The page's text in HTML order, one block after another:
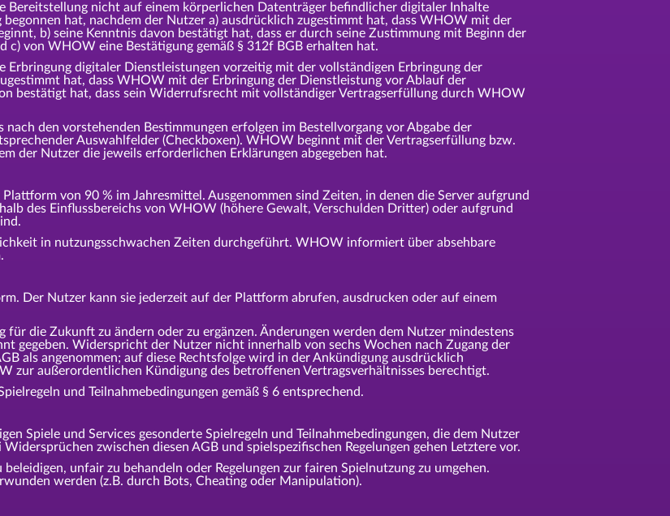
Bereitstellung nicht auf einem körperlichen Datenträger befindlicher digitaler Inhalte
hat, nachdem der Nutzer a) ausdrücklich zugestimmt hat, dass WHOW mit der
b) seine Kenntnis davon bestätigt hat, dass er durch seine Zustimmung mit Beginn der
von WHOW eine Bestätigung gemäß § 312f BGB erhalten hat.
Erbringung digitaler Dienstleistungen vorzeitig mit der vollständigen Erbringung der
hat, dass WHOW mit der Erbringung der Dienstleistung vor Ablauf der
bestätigt hat, dass sein Widerrufsrecht mit vollständiger Vertragserfüllung durch WHOW
den vorstehenden Bestimmungen erfolgen im Bestellvorgang vor Abgabe der
Auswahlfelder (Checkboxen). WHOW beginnt mit der Vertragserfüllung bzw.
der Nutzer die jeweils erforderlichen Erklärungen abgegeben hat.
von 90 % im Jahresmittel. Ausgenommen sind Zeiten, in denen die Server aufgrund
des Einflussbereichs von WHOW (höhere Gewalt, Verschulden Dritter) oder aufgrund
in nutzungsschwachen Zeiten durchgeführt. WHOW informiert über absehbare
Der Nutzer kann sie jederzeit auf der Plattform abrufen, ausdrucken oder auf einem
die Zukunft zu ändern oder zu ergänzen. Änderungen werden dem Nutzer mindestens
gegeben. Widerspricht der Nutzer nicht innerhalb von sechs Wochen nach Zugang der
als angenommen; auf diese Rechtsfolge wird in der Ankündigung ausdrücklich
zur außerordentlichen Kündigung des betroffenen Vertragsverhältnisses berechtigt.
und Teilnahmebedingungen gemäß § 6 entsprechend.
Spiele und Services gesonderte Spielregeln und Teilnahmebedingungen, die dem Nutzer
zwischen diesen AGB und spielspezifischen Regelungen gehen Letztere vor.
unfair zu behandeln oder Regelungen zur fairen Spielnutzung zu umgehen.
werden (z.B. durch Bots, Cheating oder Manipulation).